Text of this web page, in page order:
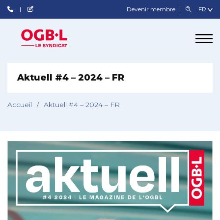
Devenir membre
Aktuell #4 – 2024 – FR
Accueil / Aktuell #4 – 2024 – FR